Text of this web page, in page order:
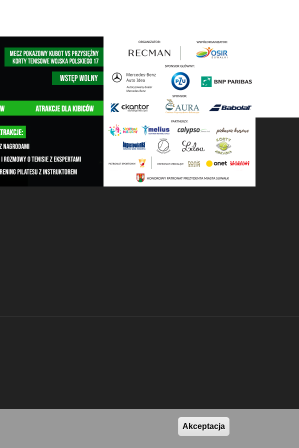
Akceptacja